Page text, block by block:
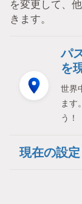
を変更して、
きます。
パ
を
世界
ます
う！
現在の設定